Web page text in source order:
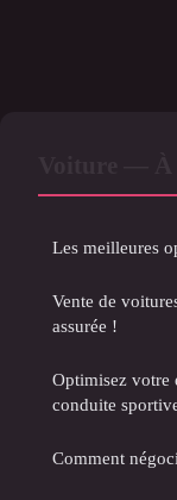
Les meilleures
Vente de
assurée !
Optimisez votre
conduite
Comment